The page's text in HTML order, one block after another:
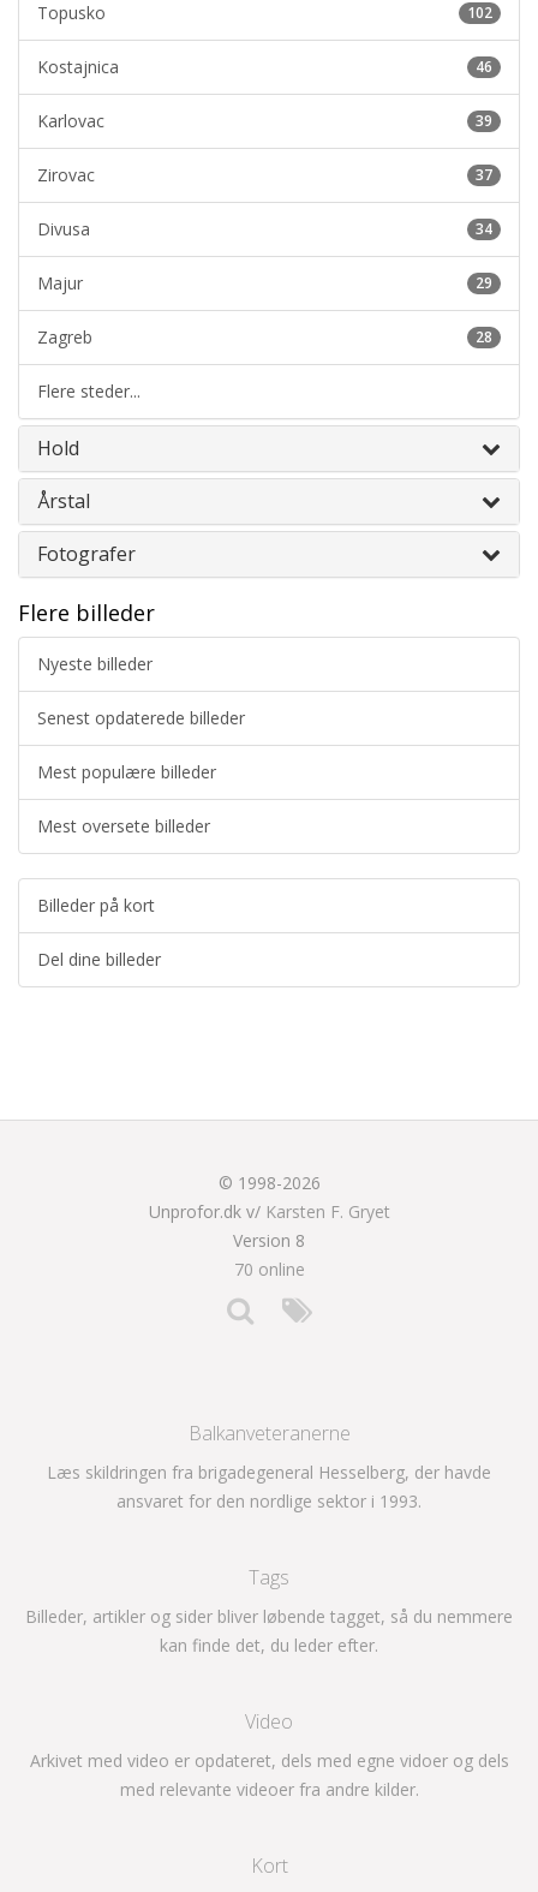
102
Topusko
46
Kostajnica
39
Karlovac
37
Zirovac
34
Divusa
29
Majur
28
Zagreb
Flere steder...
Hold
Årstal
Fotografer
Flere billeder
Nyeste billeder
Senest opdaterede billeder
Mest populære billeder
Mest oversete billeder
Billeder på kort
Del dine billeder
© 1998-2026
Unprofor.dk v/ Karsten F. Gryet
Version 8
70 online
Balkanveteranerne
Læs skildringen fra brigadegeneral Hesselberg, der havde
ansvaret for den nordlige sektor i 1993.
Tags
Billeder, artikler og sider bliver løbende tagget, så du nemmere
kan finde det, du leder efter.
Video
Arkivet med video er opdateret, dels med egne vidoer og dels
med relevante videoer fra andre kilder.
Kort